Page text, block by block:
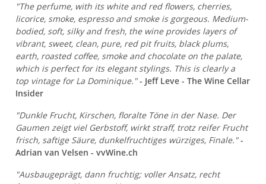
"The perfume, with its white and red flowers, cherries,
licorice, smoke, espresso and smoke is gorgeous. Medium-
bodied, soft, silky and fresh, the wine provides layers of
vibrant, sweet, clean, pure, red pit fruits, black plums,
earth, roasted coffee, smoke and chocolate on the palate,
which is perfect for its elegant stylings. This is clearly a
top vintage for La Dominique." - Jeff Leve - The Wine Cellar
Insider
"Dunkle Frucht, Kirschen, floralte Töne in der Nase. Der
Gaumen zeigt viel Gerbstoff, wirkt straff, trotz reifer Frucht
frisch, saftige Säure, dunkelfruchtiges würziges, Finale." -
Adrian van Velsen - vvWine.ch
"Ausbaugeprägt, dann fruchtig; voller Ansatz, recht